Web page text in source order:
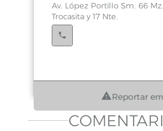
Av. López Portillo Sm. 66
Trocasita y 17 Nte.
Reportar